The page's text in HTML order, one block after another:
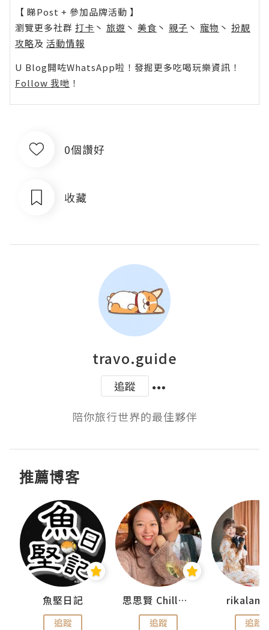
【 睇Post + 參加品牌活動 】
瀏覽更多社群 打卡 丶 旅遊 丶 美食 丶 親子 丶 寵物 丶 扮靚
攻略及 活動情報
U Blog開咗WhatsApp啦！發掘更多吃喝玩樂資訊！
Follow 我哋 ！
0個讚好
收藏
travo.guide
追蹤
陪你旅行世界的最佳夥伴
推薦博客
魚堅日記
追蹤
思思賢 ChillMyBabe
追蹤 追蹤